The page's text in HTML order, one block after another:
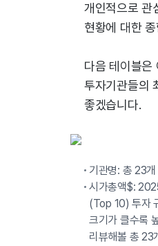
개인적으로 관
현황에 대한
다음 테이블은
투자기관들의
좋겠습니다.
기관명: 총 23
시가총액$:
(Top 10) 투자
크기가 클수록
리뷰해볼 총 23